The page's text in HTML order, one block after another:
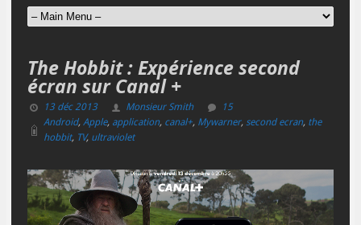
The Hobbit : Expérience second
écran sur Canal +
13 déc 2013 Monsieur Smith
15
Android, Apple, application, canal+, Mywarner, second ecran, the
hobbit, TV, ultraviolet